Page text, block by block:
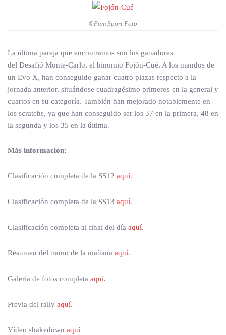
©Pam Sport Foto
La última pareja que encontramos son los ganadores
del Desafió Monte-Carlo, el binomio Fojón-Cué. A los mandos de
un Evo X, han conseguido ganar cuatro plazas respecto a la
jornada anterior, situándose cuadragésimo primeros en la general y
cuartos en su categoría. También han mejorado notablemente en
los scratchs, ya que han conseguido ser los 37 en la primera, 48 en
la segunda y los 35 en la última.
Más información:
Clasificación completa de la SS12 aquí.
Clasificación completa de la SS13 aquí.
Clasificación completa al final del día aquí.
Resumen del tramo de la mañana aquí.
Galería de fotos completa aquí.
Previa del rally aquí.
Vídeo shakedown aquí